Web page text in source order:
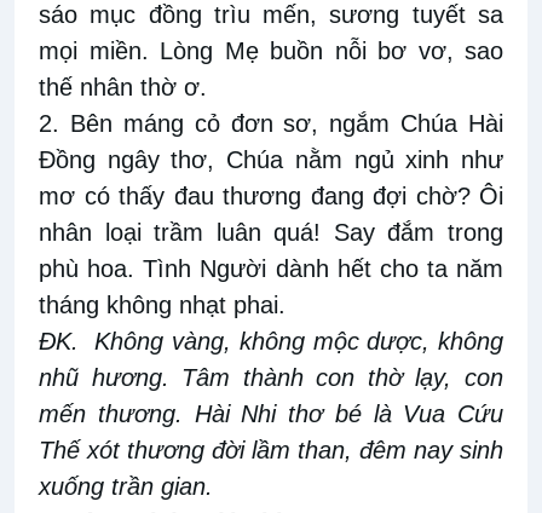
sáo mục đồng trìu mến, sương tuyết sa
mọi miền. Lòng Mẹ buồn nỗi bơ vơ, sao
thế nhân thờ ơ.
2. Bên máng cỏ đơn sơ, ngắm Chúa Hài
Đồng ngây thơ, Chúa nằm ngủ xinh như
mơ có thấy đau thương đang đợi chờ? Ôi
nhân loại trầm luân quá! Say đắm trong
phù hoa. Tình Người dành hết cho ta năm
tháng không nhạt phai.
ĐK.
Không vàng, không mộc dược, không
nhũ hương. Tâm thành con thờ lạy, con
mến thương. Hài Nhi thơ bé là Vua Cứu
Thế xót thương đời lầm than, đêm nay sinh
xuống trần gian.